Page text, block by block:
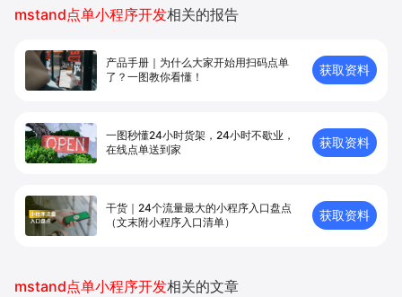
mstand点单小程序开发相关的报告
产品手册｜为什么大家开始用扫码点单
了？一图教你看懂！
获取资料
一图秒懂24小时货架，24小时不歇业，
在线点单送到家
获取资料
干货｜24个流量最大的小程序入口盘点
（文末附小程序入口清单）
获取资料
mstand点单小程序开发相关的文章